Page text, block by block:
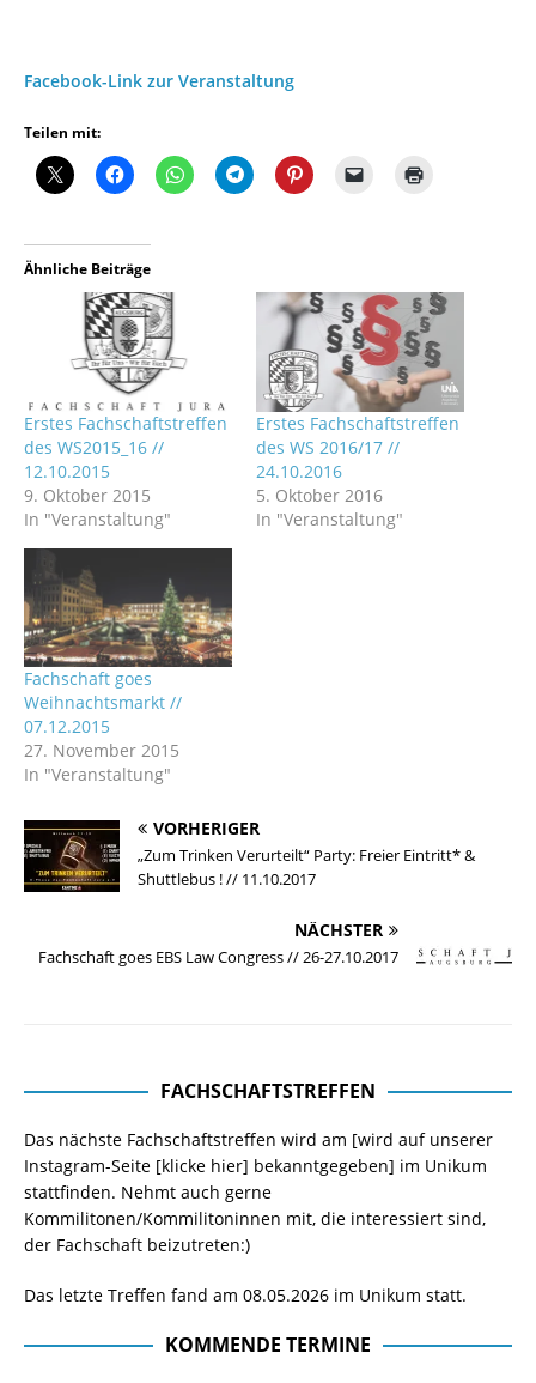
Facebook-Link zur Veranstaltung
Teilen mit:
Ähnliche Beiträge
Erstes Fachschaftstreffen
des WS2015_16 //
12.10.2015
9. Oktober 2015
In "Veranstaltung"
Erstes Fachschaftstreffen
des WS 2016/17 //
24.10.2016
5. Oktober 2016
In "Veranstaltung"
Fachschaft goes
Weihnachtsmarkt //
07.12.2015
27. November 2015
In "Veranstaltung"
VORHERIGER
„Zum Trinken Verurteilt“ Party: Freier Eintritt* &
Shuttlebus ! // 11.10.2017
NÄCHSTER
Fachschaft goes EBS Law Congress // 26-27.10.2017
FACHSCHAFTSTREFFEN
Das nächste Fachschaftstreffen wird am [wird auf unserer
Instagram-Seite [klicke hier] bekanntgegeben] im Unikum
stattfinden. Nehmt auch gerne
Kommilitonen/Kommilitoninnen mit, die interessiert sind,
der Fachschaft beizutreten:)
Das letzte Treffen fand am 08.05.2026 im Unikum statt.
KOMMENDE TERMINE